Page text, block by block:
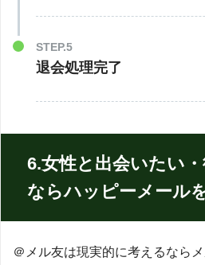
STEP.5
退会処理完了
6.女性と出会いたい
ならハッピーメール
＠メル友は現実的に考えるなら